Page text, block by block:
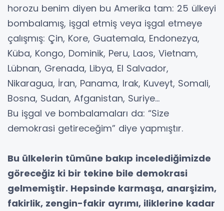
horozu benim diyen bu Amerika tam: 25 ülkeyi
bombalamış, işgal etmiş veya işgal etmeye
çalışmış: Çin, Kore, Guatemala, Endonezya,
Küba, Kongo, Dominik, Peru, Laos, Vietnam,
Lübnan, Grenada, Libya, El Salvador,
Nikaragua, İran, Panama, Irak, Kuveyt, Somali,
Bosna, Sudan, Afganistan, Suriye…
Bu işgal ve bombalamaları da: “Size
demokrasi getireceğim” diye yapmıştır.
Bu ülkelerin tümüne bakıp incelediğimizde
göreceğiz ki bir tekine bile demokrasi
gelmemiştir. Hepsinde karmaşa, anarşizim,
fakirlik, zengin-fakir ayrımı, iliklerine kadar